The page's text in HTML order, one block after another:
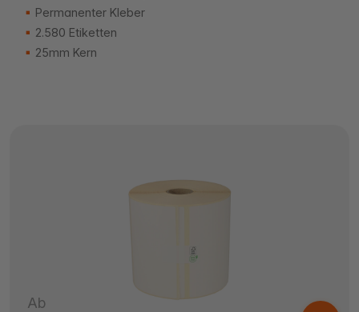
Permanenter Kleber
2.580 Etiketten
25mm Kern
Ab